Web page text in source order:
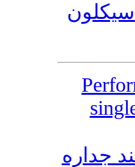
جداره